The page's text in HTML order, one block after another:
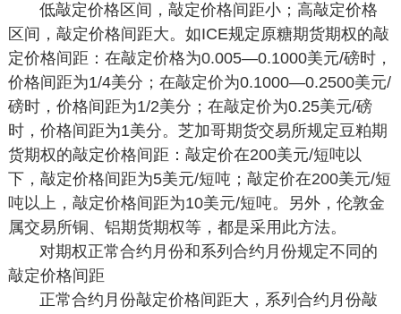
低敲定价格区间，敲定价格间距小；高敲定价格
区间，敲定价格间距大。如ICE规定原糖期货期权的敲
定价格间距：在敲定价格为0.005—0.1000美元/磅时，
价格间距为1/4美分；在敲定价为0.1000—0.2500美元/
磅时，价格间距为1/2美分；在敲定价为0.25美元/磅
时，价格间距为1美分。芝加哥期货交易所规定豆粕期
货期权的敲定价格间距：敲定价在200美元/短吨以
下，敲定价格间距为5美元/短吨；敲定价在200美元/短
吨以上，敲定价格间距为10美元/短吨。另外，伦敦金
属交易所铜、铝期货期权等，都是采用此方法。
对期权正常合约月份和系列合约月份规定不同的
敲定价格间距
正常合约月份敲定价格间距大，系列合约月份敲